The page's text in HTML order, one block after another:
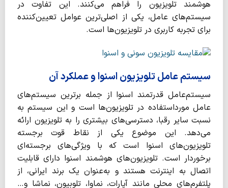
هوشمند تلویزیون را فراهم می‌کنند. این تفاوت در
سیستم‌های عامل، یکی از اصلی‌ترین عوامل تعیین‌کننده
برای تجربه کاربری در تلویزیون‌ها است.
سیستم‌ عامل تلویزیون اسنوا و عملکرد آن
سیستم‌عامل قدرتمند اسنوا از جمله برترین سیستم‌های
عامل مورداستفاده در تلویزیون‌ها است و این سیستم به
نسبت سایر رقبا، دسترسی‌های بیشتری را به تلویزیون ارائه
می‌دهد. این موضوع یکی از نقاط قوت برجسته
تلویزیون‌های اسنوا است که با ویژگی‌های برجسته‌ای
برخوردار است. تلویزیون‌های هوشمند اسنوا دارای قابلیت
اتصال به اینترنت هستند و به‌عنوان یک برند ایرانی، از
پلتفرم‌های محلی مانند آپارات، نماوا، تلوبیون، نماشا و…